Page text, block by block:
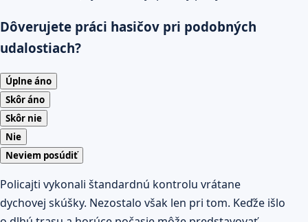
Dôverujete práci hasičov pri podobných
udalostiach?
Úplne áno
Skôr áno
Skôr nie
Nie
Neviem posúdiť
Policajti vykonali štandardnú kontrolu vrátane
dychovej skúšky. Nezostalo však len pri tom. Keďže išlo